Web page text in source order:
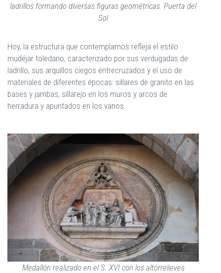
ladrillos formando diversas figuras geométricas. Puerta del
Sol
Hoy, la estructura que contemplamos refleja el estilo
mudéjar toledano, caracterizado por sus verdugadas de
ladrillo, sus arquillos ciegos entrecruzados y el uso de
materiales de diferentes épocas: sillares de granito en las
bases y jambas, sillarejo en los muros y arcos de
herradura y apuntados en los vanos.
Medallón realizado en el S. XVI con los altorrelieves